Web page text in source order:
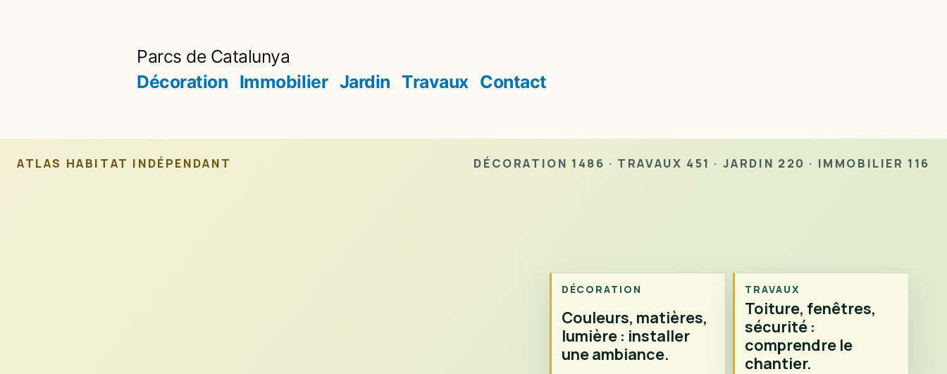
Parcs de Catalunya
Décoration Immobilier Jardin Travaux Contact
DÉCORATION
Couleurs, matières,
lumière : installer
une ambiance.
TRAVAUX
Toiture, fenêtres,
sécurité :
comprendre le
chantier.
ATLAS HABITAT INDÉPENDANT DÉCORATION 1486 · TRAVAUX 451 · JARDIN 220 · IMMOBILIER 116